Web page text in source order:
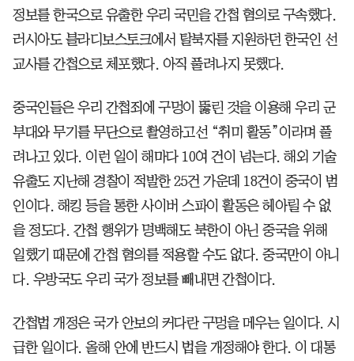
정보를 한국으로 유출한 우리 국민을 간첩 혐의로 구속했다.
러시아도 블라디보스토크에서 탈북자를 지원하던 한국인 선
교사를 간첩으로 체포했다. 아직 풀려나지 못했다.
중국인들은 우리 간첩죄에 구멍이 뚫린 것을 이용해 우리 군
부대와 무기를 무단으로 촬영하고선 “취미 활동”이라며 풀
려나고 있다. 이런 일이 해마다 10여 건이 넘는다. 해외 기술
유출도 지난해 경찰이 적발한 25건 가운데 18건이 중국이 범
인이다. 해킹 등을 통한 사이버 스파이 활동은 헤아릴 수 없
을 정도다. 간첩 행위가 명백해도 북한이 아닌 중국을 위해
일했기 때문에 간첩 혐의를 적용할 수도 없다. 중국만이 아니
다. 우방국도 우리 국가 정보를 빼내면 간첩이다.
간첩법 개정은 국가 안보의 커다란 구멍을 메우는 일이다. 시
급한 일이다. 올해 안에 반드시 법을 개정해야 한다. 이 대통